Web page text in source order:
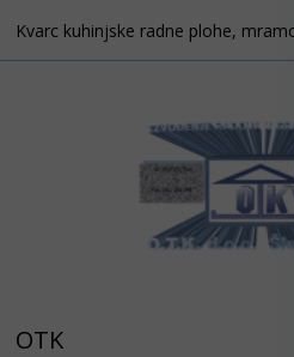
Kvarc kuhinjske radne plohe,
OTK